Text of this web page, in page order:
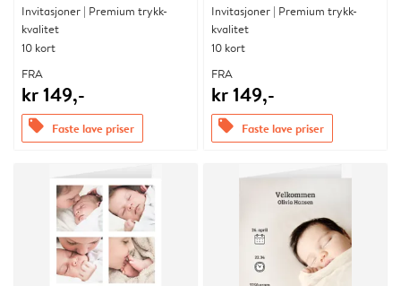
Invitasjoner | Premium trykk-
kvalitet
10 kort
FRA
kr 149,-
offers Faste lave priser
Invitasjoner | Premium trykk-
kvalitet
10 kort
FRA
kr 149,-
offers Faste lave priser